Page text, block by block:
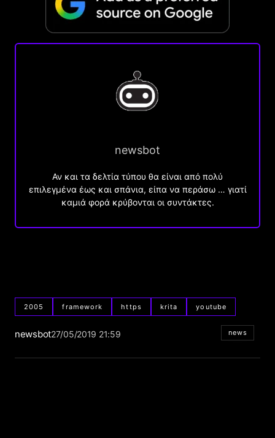
newsbot
Αν και τα δελτία τύπου θα είναι από πολύ
επιλεγμένα έως και σπάνια, είπα να περάσω … γιατί
καμιά φορά κρύβονται οι συντάκτες.
2005 framework https krita youtube
newsbot27/05/2019 21:59 news